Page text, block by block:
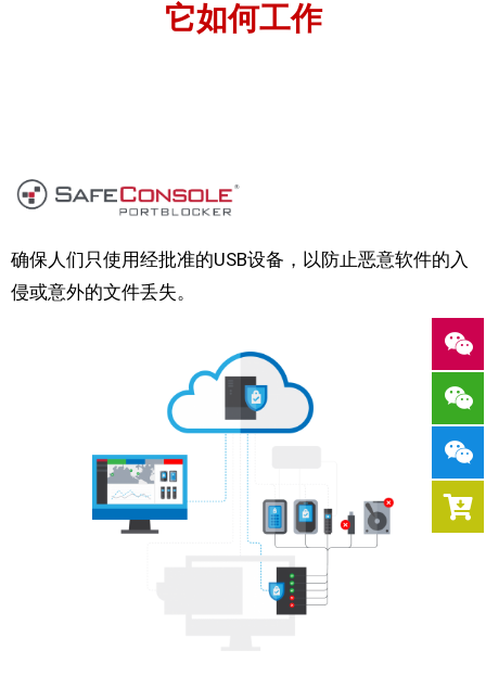
它如何工作
确保人们只使用经批准的USB设备，以防止恶意软件的入
侵或意外的文件丢失。